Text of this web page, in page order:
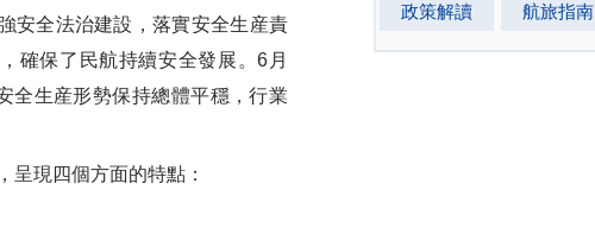
政策解讀
航旅指南
安全法治建設，落實安全生産責
確保了民航持續安全發展。6月
全生産形勢保持總體平穩，行業
現四個方面的特點：